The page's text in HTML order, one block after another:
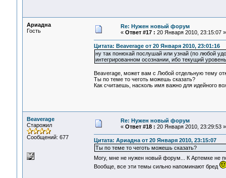
Ариадна
Гость
Re: Нужен новый форум
« Ответ #17 : 20 Января 2010, 23:15:07 »
Цитата: Beaverage от 20 Января 2010, 23:01:16
ну так понюхай послушай или узнай (по любой
интегрированном осознании, ибо текущий
Beaverage, может вам с Любой отдельную тему
Ты по теме то чеготь можешь сказать?
Как считаешь, насколь имя важно для идейного
Beaverage
Старожил
Сообщений: 677
Re: Нужен новый форум
« Ответ #18 : 20 Января 2010, 23:29:53 »
Цитата: Ариадна от 20 Января 2010, 23:15:07
Ты по теме то чеготь можешь сказать?
Могу, мне не нужен новый форум... К Артемке не
Вообще, все эти темы сильно напоминают бред